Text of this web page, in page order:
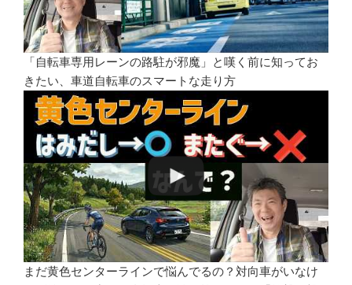
「自転車専用レーンの路駐が邪魔」と嘆く前に知ってお
きたい、車道自転車のスマートな走り方
まだ黄色センターラインで悩んでるの？対向車がいなけ